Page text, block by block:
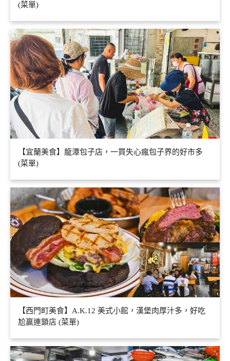
(菜單)
【宜蘭美食】龍潭包子店，一買失心瘋包子界的好市多
(菜單)
【西門町美食】A.K.12 美式小館，漢堡肉厚汁多，好吃
尬贏連鎖店 (菜單)